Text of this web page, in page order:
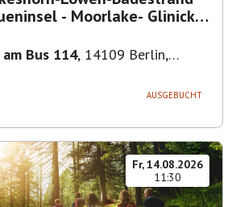
- Moorlake- Glinicker
Bus 114, 14109 Berlin,
AUSGEBUCHT
Fr, 14.08.2026
11:30